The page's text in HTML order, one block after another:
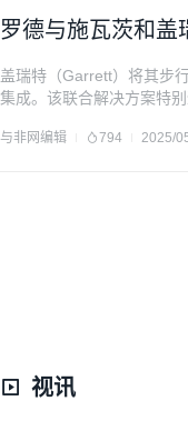
罗德与施瓦茨和盖
盖瑞特（Garrett）将其步
集成。该联合解决方案特
过式金属探测器通过识别
与非网编辑 794 2025/
视讯